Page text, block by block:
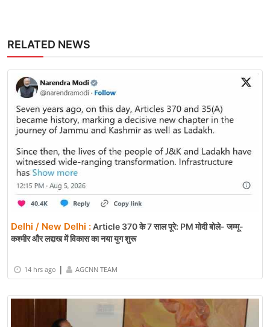
RELATED NEWS
Delhi / New Delhi :Article 370 के 7 साल पूरे: PM मोदी बोले- जम्मू-
कश्मीर और लद्दाख में विकास का नया युग शुरू
14 hrs ago | AGCNN TEAM